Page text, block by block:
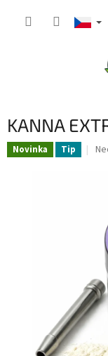
KANNA
Novinka Tip